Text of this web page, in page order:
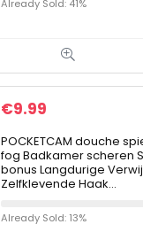
Already Sold: 41%
€9.99
POCKETCAM douche
fog Badkamer scheren
bonus Langdurige
Zelfklevende Haak…
Already Sold: 13%